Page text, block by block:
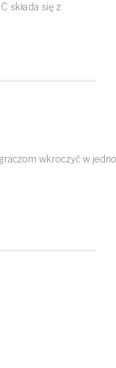
składa się z
wkroczyć w jedno